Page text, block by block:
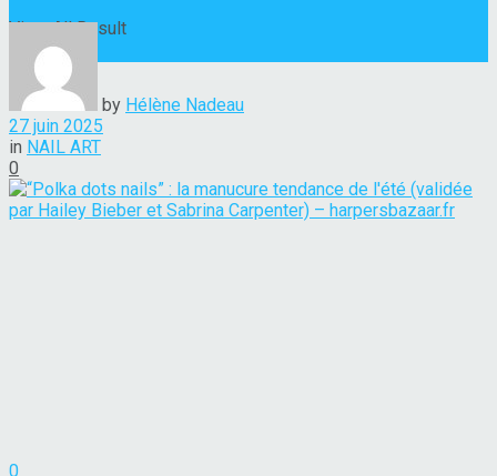
View All Result
by Hélène Nadeau
27 juin 2025
in NAIL ART
0
0